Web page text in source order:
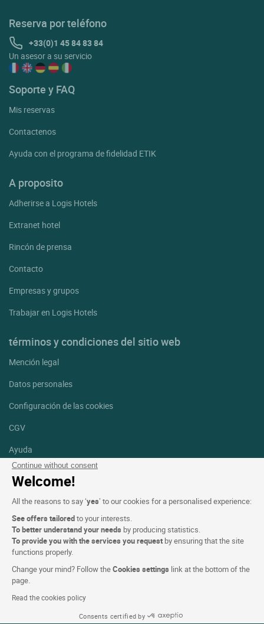
Continue without consent
Welcome!
All the reasons to say ‘yes’ to our cookies for a personalised experience:
See offers tailoredto your interests.
To better understand your needs by producing statistics.
To provide you with the services you request by ensuring that the site
functions properly.
Change your mind? Follow theCookies settings link at the bottom of the
page.
Read the cookies policy
Consents certified by
Reserva por teléfono
+33(0)1 45 84 83 84
Un asesor a su servicio
Soporte y FAQ
Mis reservas
Contactenos
Ayuda con el programa de fidelidad ETIK
A proposito
Adherirse a Logis Hotels
Extranet hotel
Rincón de prensa
Contacto
Empresas y grupos
Trabajar en Logis Hotels
términos y condiciones del sitio web
Mención legal
Datos personales
Configuración de las cookies
CGV
Ayuda
Mapa del sitio
fotografías
Síguenos
Facebook
Instagram
Linkedin